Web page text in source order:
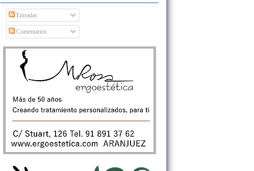
Entradas
Comentarios